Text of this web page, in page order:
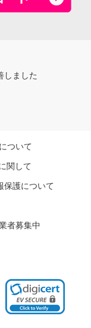
しました
ついて
関して
保護について
者募集中